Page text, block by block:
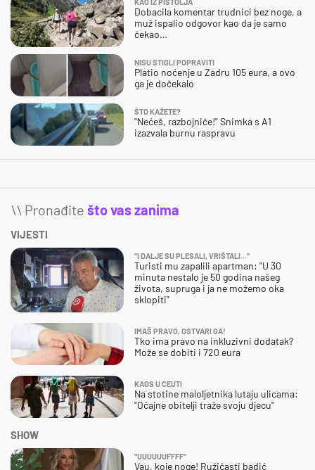
Dobacila komentar trudnici bez noge, a
muž ispalio odgovor kao da je samo
čekao…
NISU STIGLI POPRAVITI
Platio noćenje u Zadru 105 eura, a ovo
ga je dočekalo
ŠTO KAŽETE?
"Nećeš, razbojniče!" Snimka s A1
izazvala burnu raspravu
\\ Pronađite što vas zanima
VIJESTI
"I DALJE SU PLESALI, VRIŠTALI..."
Turisti mu zapalili apartman: "U 30
minuta nestalo je 50 godina našeg
života, supruga i ja ne možemo oka
sklopiti"
IMAŠ PRAVO, OSTVARI GA!
Tko ima pravo na inkluzivni dodatak?
Može se dobiti i 720 eura
KAOS U CEUTI
Na stotine maloljetnika lutaju ulicama:
"Očajne obitelji traže svoju djecu"
SHOW
"UUUUUUFFFF"
Vau, koje noge! Ružičasti badić